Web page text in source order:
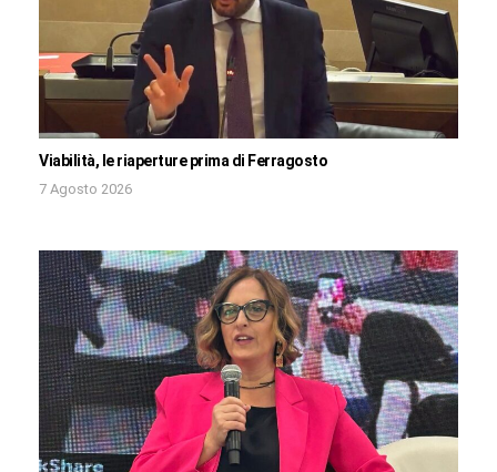
Viabilità, le riaperture prima di Ferragosto
7 Agosto 2026